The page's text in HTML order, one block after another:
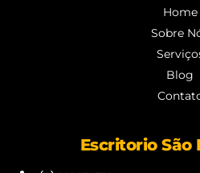
Home
Sobre
Blog
Escritorio São